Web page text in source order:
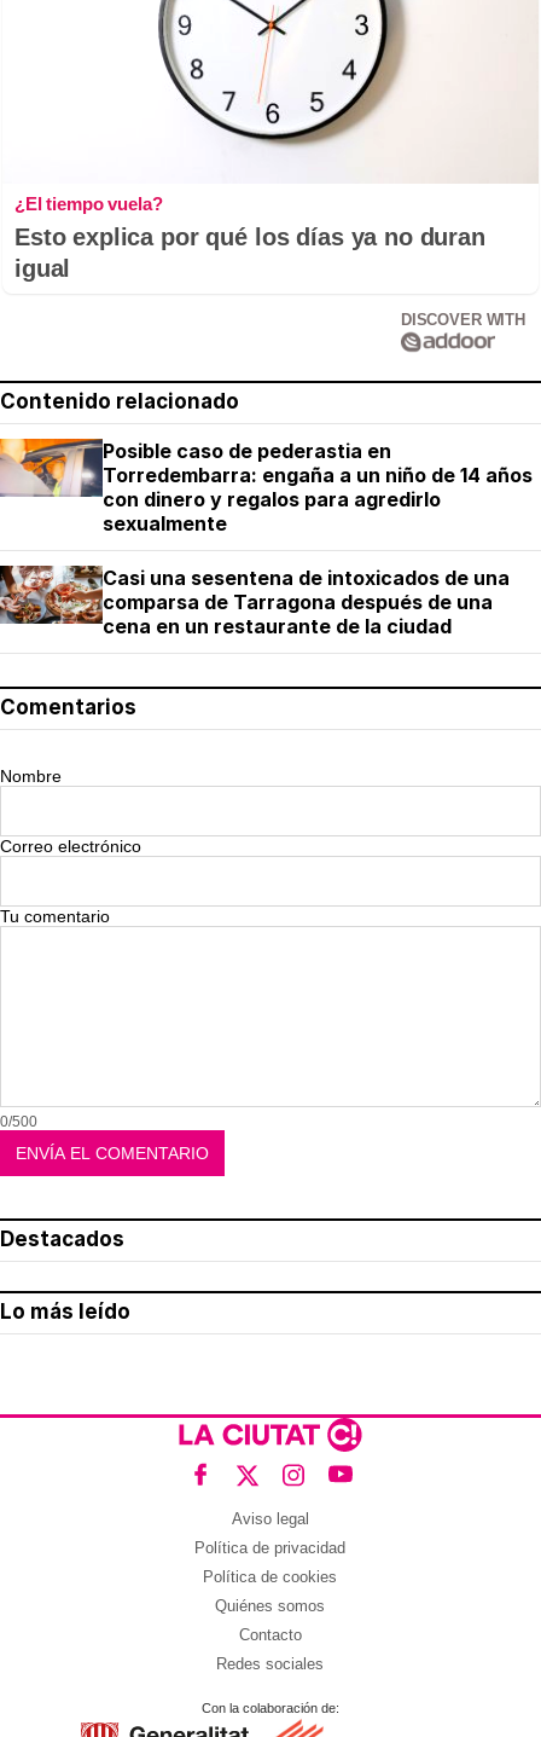
¿El tiempo vuela?
Esto explica por qué los días ya no duran
igual
DISCOVER WITH
Contenido relacionado
Posible caso de pederastia en
Torredembarra: engaña a un niño de 14 años
con dinero y regalos para agredirlo
sexualmente
Casi una sesentena de intoxicados de una
comparsa de Tarragona después de una
cena en un restaurante de la ciudad
Comentarios
Nombre
Correo electrónico
Tu comentario
0/500
Destacados
Lo más leído
Aviso legal
Política de privacidad
Política de cookies
Quiénes somos
Contacto
Redes sociales
Con la colaboración de: